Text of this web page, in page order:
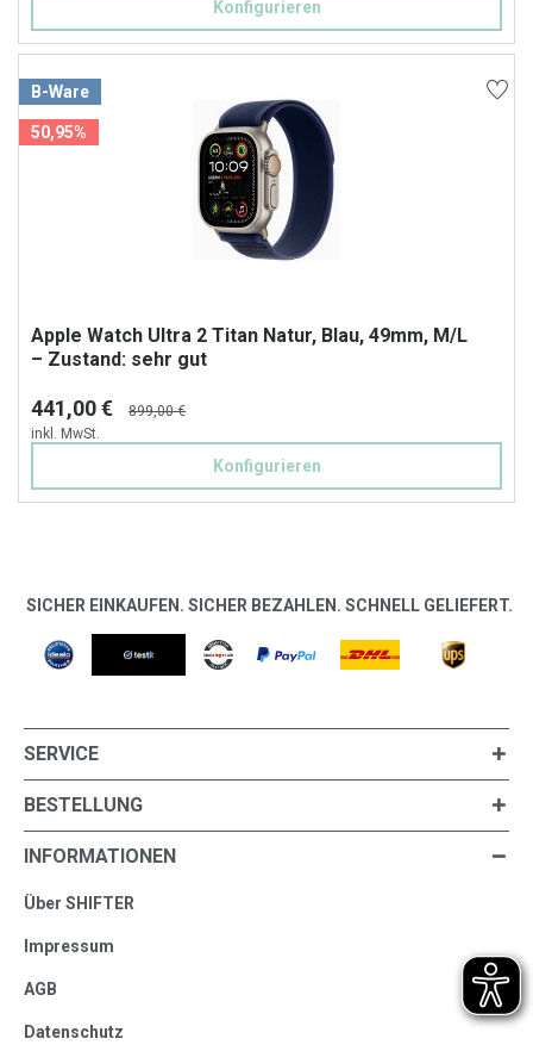
Konfigurieren
B-Ware
50,95%
Apple Watch Ultra 2 Titan Natur, Blau, 49mm, M/L
– Zustand: sehr gut
441,00 €
899,00 €
inkl. MwSt.
Konfigurieren
SICHER EINKAUFEN. SICHER BEZAHLEN. SCHNELL GELIEFERT.
SERVICE
BESTELLUNG
INFORMATIONEN
Über SHIFTER
Impressum
AGB
Datenschutz